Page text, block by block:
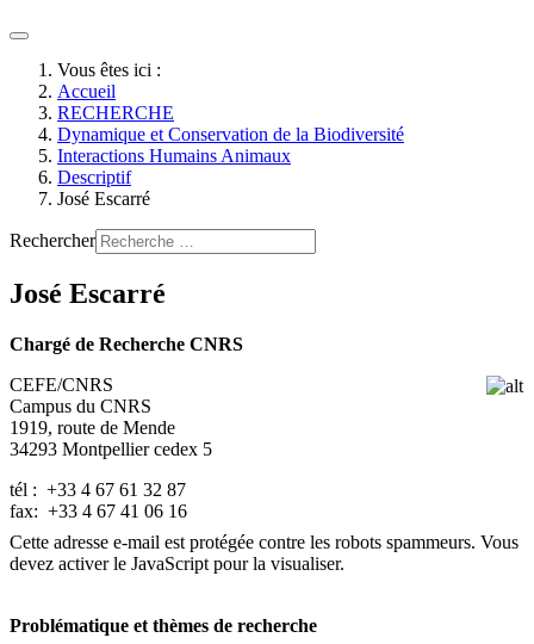
Vous êtes ici :
Accueil
RECHERCHE
Dynamique et Conservation de la Biodiversité
Interactions Humains Animaux
Descriptif
José Escarré
Rechercher
José Escarré
Chargé de Recherche CNRS
CEFE/CNRS
Campus du CNRS
1919, route de Mende
34293 Montpellier cedex 5
tél : +33 4 67 61 32 87
fax: +33 4 67 41 06 16
Cette adresse e-mail est protégée contre les robots spammeurs. Vous
devez activer le JavaScript pour la visualiser.
Problématique et thèmes de recherche